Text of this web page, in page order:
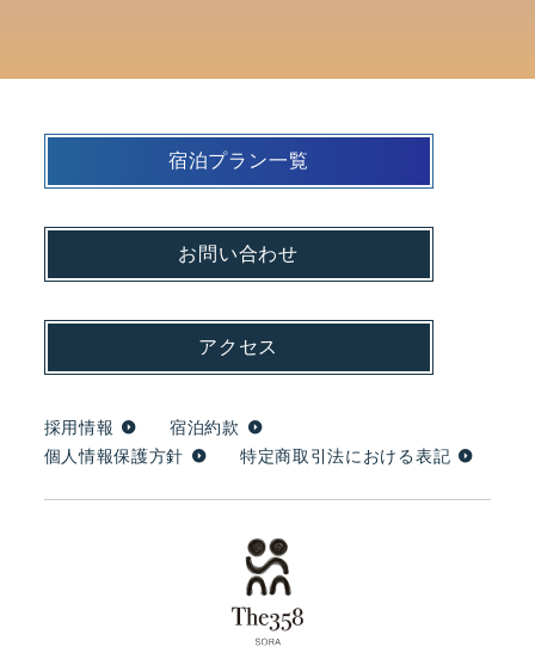
宿泊プラン一覧
お問い合わせ
アクセス
採用情報
宿泊約款
個人情報保護方針
特定商取引法における表記